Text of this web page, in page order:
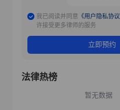
我已阅读并同意 《用户隐私协议
许接受更多律师的服务
立即预约
法律热榜
暂无数据